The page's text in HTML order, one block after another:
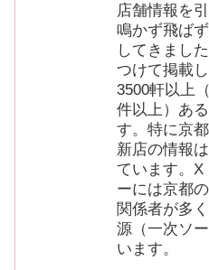
店舗情報を
鳴かず飛ば
してきまし
つけて掲載
3500軒以上
件以上）あ
す。特に京
新店の情報
ています。X
ーには京都
関係者が多
源（一次ソ
います。